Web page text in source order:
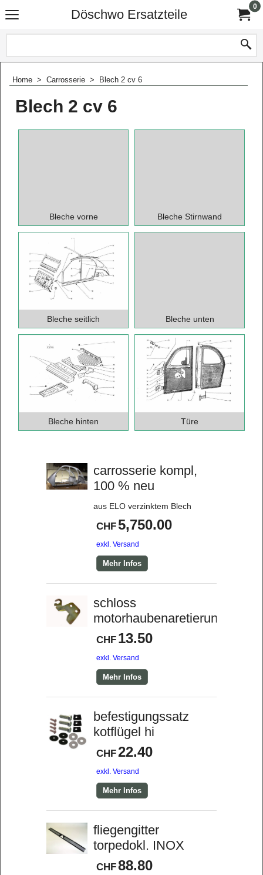
Döschwo Ersatzteile
0
Home > Carrosserie > Blech 2 cv 6
Blech 2 cv 6
Bleche vorne Bleche Stirnwand
Bleche seitlich Bleche unten
Bleche hinten Türe
carrosserie kompl,
100 % neu
aus ELO verzinktem Blech
CHF5,750.00
exkl. Versand
Mehr Infos
schloss
motorhaubenaretierung
CHF 13.50
exkl. Versand
Mehr Infos
befestigungssatz
kotflügel hi
CHF22.40
exkl. Versand
Mehr Infos
fliegengitter
torpedokl. INOX
CHF88.80